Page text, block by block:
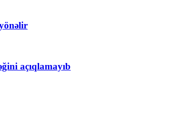
açıqlamayıb